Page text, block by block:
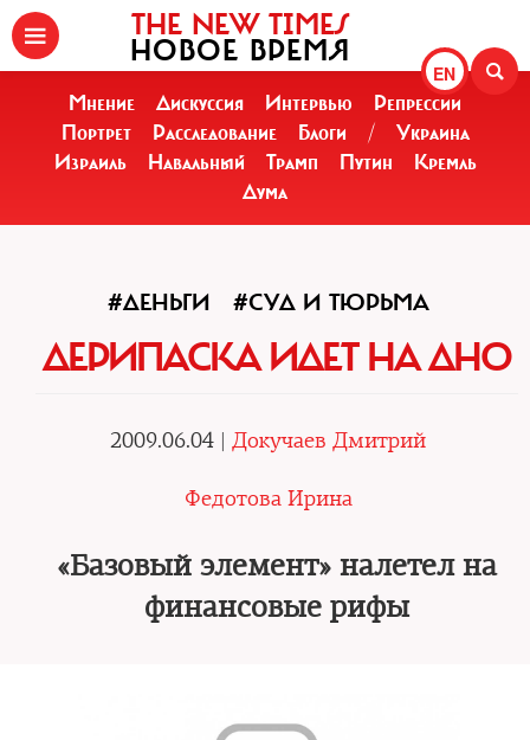
EN
THE NEW TIMES
НОВОЕ ВРЕМЯ
Мнение Дискуссия Интервью
Репрессии
Портрет
Расследование Блоги /
Украина
Израиль
Навальный Трамп Путин
Кремль
Дума
#ДЕНЬГИ #СУД И ТЮРЬМА
ДЕРИПАСКА ИДЕТ НА ДНО
2009.06.04 | Докучаев Дмитрий
Федотова Ирина
«Базовый элемент» налетел на
финансовые рифы